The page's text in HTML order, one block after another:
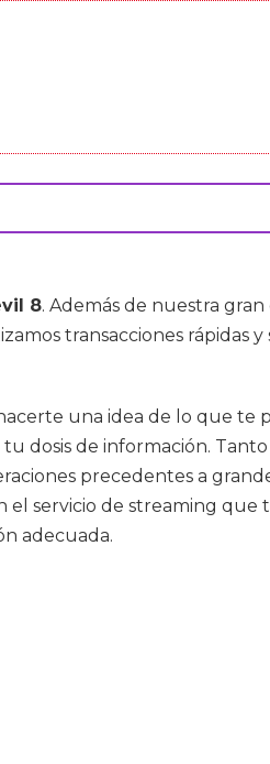
8. Además de nuestra
transacciones rápidas
una idea de lo que te
dosis de información.
precedentes a
servicio de streaming que
adecuada.